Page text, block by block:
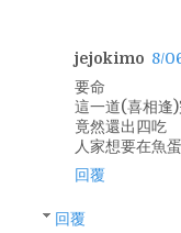
jejokimo 8/
要命
這一道(喜相逢
竟然還出四吃
人家想要在魚
回覆
回覆